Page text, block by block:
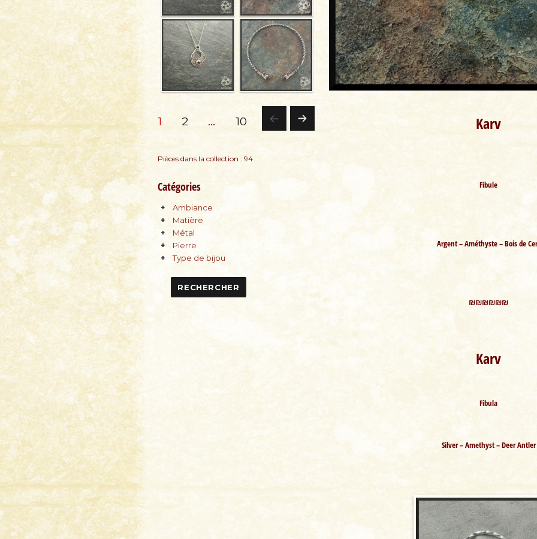
Karv
Fibule
Argent – Améthyste – Bois de
₪₪₪₪₪₪
Karv
Fibula
Silver – Amethyst – Deer Antler
Pagination
des
publications
PAGE
1 PAGE
2 … PAGE
10
Pièces dans la collection : 94
Catégories
Ambiance
Matière
Métal
Pierre
Type de bijou